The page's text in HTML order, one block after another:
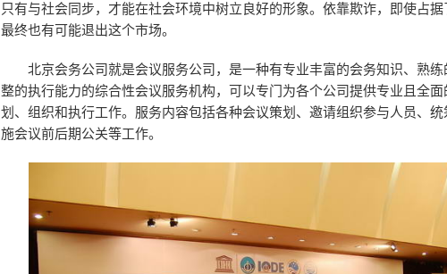
只有与社会同步，才能在社会环境中树立良好的形象。依靠欺诈，即使占据
最终也有可能退出这个市场。
北京会务公司就是会议服务公司，是一种有专业丰富的会务知识、熟
整的执行能力的综合性会议服务机构，可以专门为各个公司提供专业且全
划、组织和执行工作。服务内容包括各种会议策划、邀请组织参与人员、
施会议前后期公关等工作。